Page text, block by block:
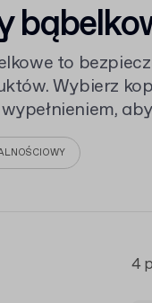
to
Wybierz
Możesz
logo
4